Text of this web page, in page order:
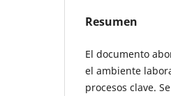
Resumen
El documento
el ambiente
procesos clave.